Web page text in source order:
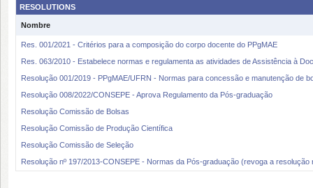
RESOLUTIONS
Nombre
Res. 001/2021 - Critérios para a composição do corpo docente do PPgMAE
Res. 063/2010 - Estabelece normas e regulamenta as atividades de Assistência à
Resolução 001/2019 - PPgMAE/UFRN - Normas para concessão e manutenção de
Resolução 008/2022/CONSEPE - Aprova Regulamento da Pós-graduação
Resolução Comissão de Bolsas
Resolução Comissão de Produção Científica
Resolução Comissão de Seleção
Resolução nº 197/2013-CONSEPE - Normas da Pós-graduação (revoga a resolução